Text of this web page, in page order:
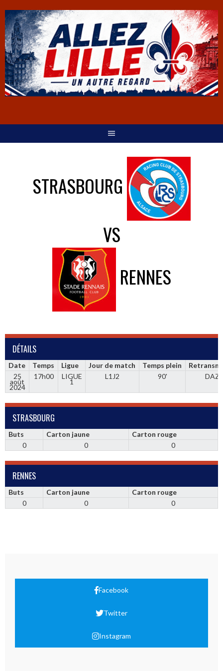
STRASBOURG
VS
RENNES
DÉTAILS
Date Temps Ligue Jour de match Temps plein
25
août
2024
17h00 LIGUE
1
L1J2 90'
STRASBOURG
Buts Carton jaune
Carton rouge
0
0 0
RENNES
Buts Carton jaune
Carton rouge
0
0 0
Facebook
Twitter
Instagram